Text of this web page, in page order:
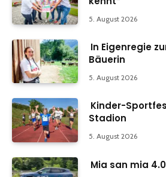
5. August 2026
In Eigenregie
Bäuerin
5. August 2026
Kinder-
Stadion
5. August 2026
Mia san mia 4.0